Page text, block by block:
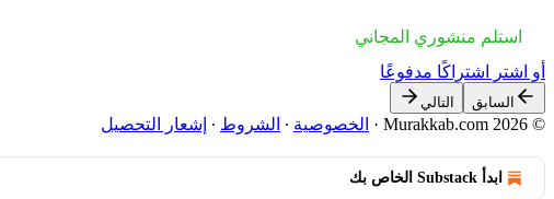
استلم منشوري المجاني
أو اشترِ اشتراكًا مدفوعًا
السابق التالي
© 2026 Murakkab.com
· الخصوصية ∙ الشروط ∙ إشعار التحصيل
ابدأ Substack الخاص بك